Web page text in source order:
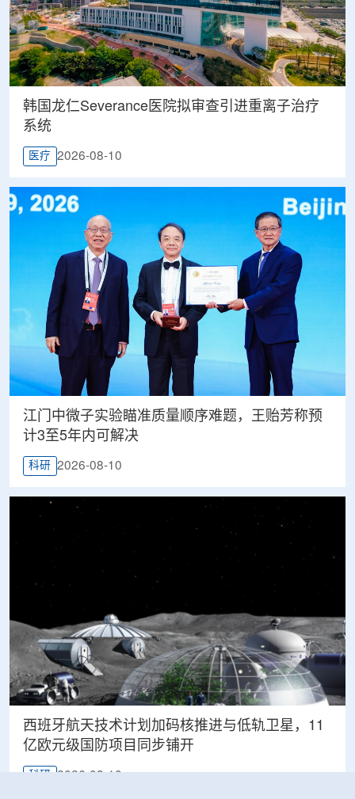
韩国龙仁Severance医院拟审查引进重离子治疗
系统
医疗 2026-08-10
江门中微子实验瞄准质量顺序难题，王贻芳称预
计3至5年内可解决
科研 2026-08-10
西班牙航天技术计划加码核推进与低轨卫星，11
亿欧元级国防项目同步铺开
科研 2026-08-10